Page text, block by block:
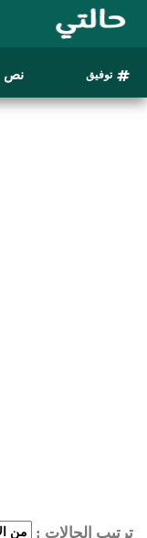
توفيق نص
ترتيب الحالات :